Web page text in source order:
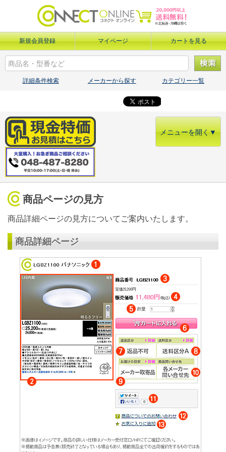
新規会員登録 マイページ カートを見る
詳細条件検索 メーカーから探す カテゴリー一覧
メニューを開く▼
商品ページの見方
商品詳細ページの見方についてご案内いたします。
商品詳細ページ